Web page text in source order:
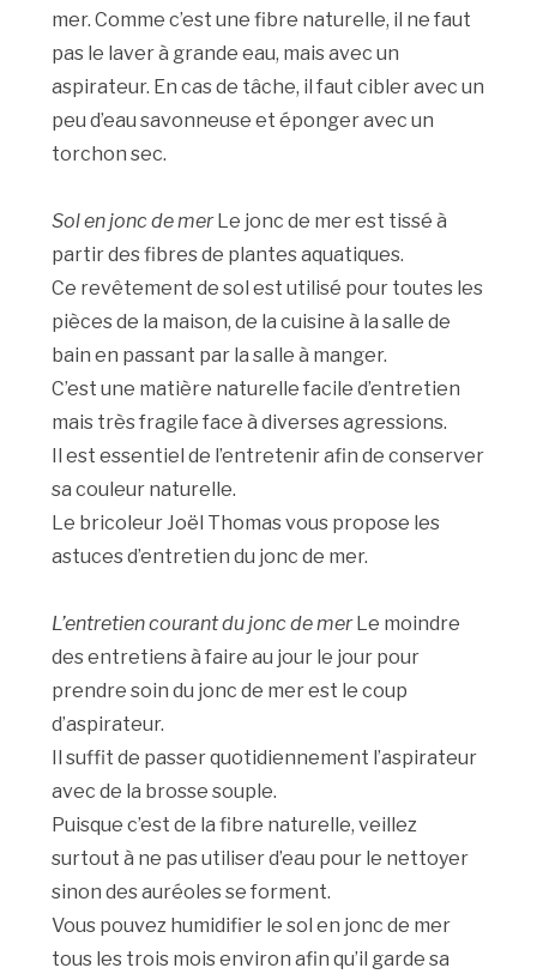
mer. Comme c’est une fibre naturelle, il ne faut
pas le laver à grande eau, mais avec un
aspirateur. En cas de tâche, il faut cibler avec un
peu d’eau savonneuse et éponger avec un
torchon sec.
Sol en jonc de merLe jonc de mer est tissé à
partir des fibres de plantes aquatiques.
Ce revêtement de sol est utilisé pour toutes les
pièces de la maison, de la cuisine à la salle de
bain en passant par la salle à manger.
C’est une matière naturelle facile d’entretien
mais très fragile face à diverses agressions.
Il est essentiel de l’entretenir afin de conserver
sa couleur naturelle.
Le bricoleur Joël Thomas vous propose les
astuces d’entretien du jonc de mer.
L’entretien courant du jonc de merLe moindre
des entretiens à faire au jour le jour pour
prendre soin du jonc de mer est le coup
d’aspirateur.
Il suffit de passer quotidiennement l’aspirateur
avec de la brosse souple.
Puisque c’est de la fibre naturelle, veillez
surtout à ne pas utiliser d’eau pour le nettoyer
sinon des auréoles se forment.
Vous pouvez humidifier le sol en jonc de mer
tous les trois mois environ afin qu’il garde sa